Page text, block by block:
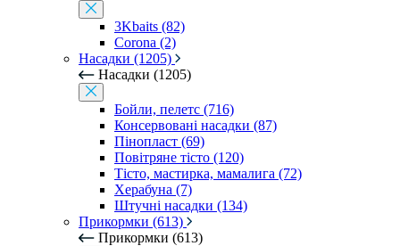
3Kbaits (82)
Corona (2)
Насадки (1205)
Насадки (1205)
Бойли, пелетс (716)
Консервовані насадки (87)
Пінопласт (69)
Повітряне тісто (120)
Тісто, мастирка, мамалига (72)
Херабуна (7)
Штучні насадки (134)
Прикормки (613)
Прикормки (613)